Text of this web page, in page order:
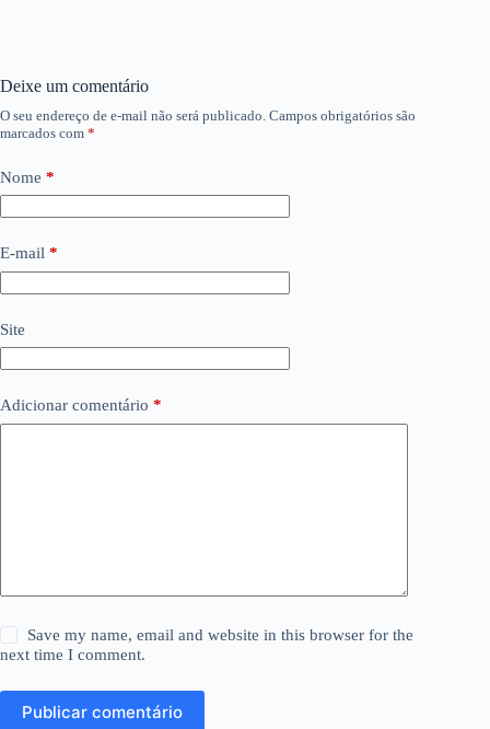
Deixe um comentário
O seu endereço de e-mail não será publicado. Campos obrigatórios são
marcados com *
Nome *
E-mail *
Site
Adicionar comentário *
Save my name, email and website in this browser for the
next time I comment.
Publicar comentário